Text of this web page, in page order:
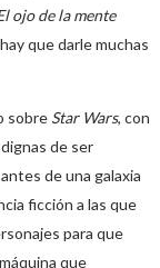
ojo de la mente
que darle muchas
sobre Star Wars, con
de ser
de una galaxia
ficción a las que
para que
que